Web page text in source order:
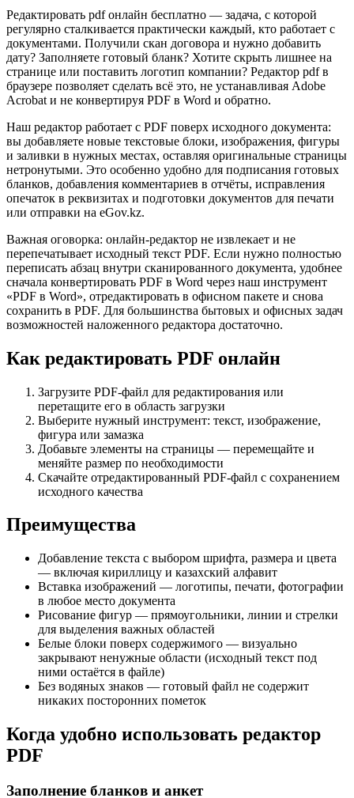
Редактировать pdf онлайн бесплатно — задача, с которой
регулярно сталкивается практически каждый, кто работает с
документами. Получили скан договора и нужно добавить
дату? Заполняете готовый бланк? Хотите скрыть лишнее на
странице или поставить логотип компании? Редактор pdf в
браузере позволяет сделать всё это, не устанавливая Adobe
Acrobat и не конвертируя PDF в Word и обратно.
Наш редактор работает с PDF поверх исходного документа:
вы добавляете новые текстовые блоки, изображения, фигуры
и заливки в нужных местах, оставляя оригинальные страницы
нетронутыми. Это особенно удобно для подписания готовых
бланков, добавления комментариев в отчёты, исправления
опечаток в реквизитах и подготовки документов для печати
или отправки на eGov.kz.
Важная оговорка: онлайн-редактор не извлекает и не
перепечатывает исходный текст PDF. Если нужно полностью
переписать абзац внутри сканированного документа, удобнее
сначала конвертировать PDF в Word через наш инструмент
«PDF в Word», отредактировать в офисном пакете и снова
сохранить в PDF. Для большинства бытовых и офисных задач
возможностей наложенного редактора достаточно.
Как редактировать PDF онлайн
Загрузите PDF-файл для редактирования или
перетащите его в область загрузки
Выберите нужный инструмент: текст, изображение,
фигура или замазка
Добавьте элементы на страницы — перемещайте и
меняйте размер по необходимости
Скачайте отредактированный PDF-файл с сохранением
исходного качества
Преимущества
Добавление текста с выбором шрифта, размера и цвета
— включая кириллицу и казахский алфавит
Вставка изображений — логотипы, печати, фотографии
в любое место документа
Рисование фигур — прямоугольники, линии и стрелки
для выделения важных областей
Белые блоки поверх содержимого — визуально
закрывают ненужные области (исходный текст под
ними остаётся в файле)
Без водяных знаков — готовый файл не содержит
никаких посторонних пометок
Когда удобно использовать редактор
PDF
Заполнение бланков и анкет